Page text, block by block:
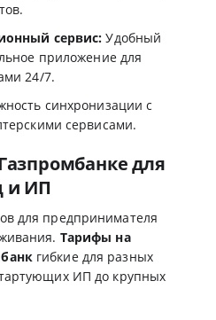
сервис: Удобный
приложение для
24/7.
синхронизации с
сервисами.
для
и ИП
для предпринимателя
Тарифы на
гибкие для разных
ИП до крупных